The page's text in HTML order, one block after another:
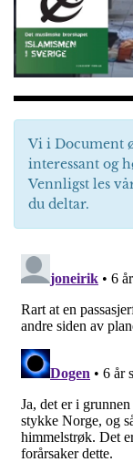
Vi i Document
interessant og
Vennligst les
du deltar.